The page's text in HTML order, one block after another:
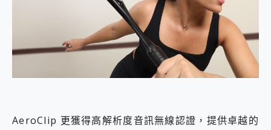
AeroClip 更獲得高解析度音訊無線認證，提供卓越的